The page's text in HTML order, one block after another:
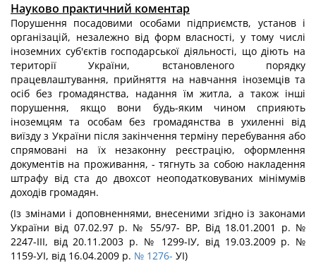
Науково практичний коментар
Порушення посадовими особами підприємств, установ і
організацій, незалежно від форм власності, у тому числі
іноземних суб'єктів господарської діяльності, що діють на
території України, встановленого порядку
працевлаштування, прийняття на навчання іноземців та
осіб без громадянства, надання їм житла, а також інші
порушення, якщо вони будь-яким чином сприяють
іноземцям та особам без громадянства в ухиленні від
виїзду з України після закінчення терміну перебування або
спрямовані на їх незаконну реєстрацію, оформлення
документів на проживання, - тягнуть за собою накладення
штрафу від ста до двохсот неоподатковуваних мінімумів
доходів громадян.
(Із змінами і доповненнями, внесеними згідно із законами
України від 07.02.97 р. № 55/97- ВР, Від 18.01.2001 р. №
2247-ІІІ, від 20.11.2003 р. № 1299-ІУ, від 19.03.2009 р. №
1159-УІ, від 16.04.2009 р. № 1276- УІ)